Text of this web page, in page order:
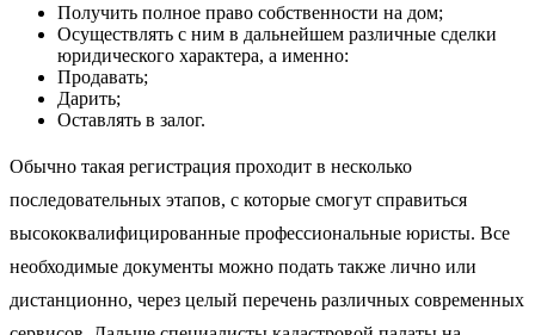
Получить полное право собственности на дом;
Осуществлять с ним в дальнейшем различные сделки
юридического характера, а именно:
Продавать;
Дарить;
Оставлять в залог.
Обычно такая регистрация проходит в несколько
последовательных этапов, с которые смогут справиться
высококвалифицированные профессиональные юристы. Все
необходимые документы можно подать также лично или
дистанционно, через целый перечень различных современных